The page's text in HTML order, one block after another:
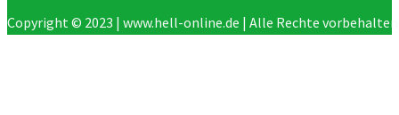
Copyright © 2023 | www.hell-online.de | Alle Rechte